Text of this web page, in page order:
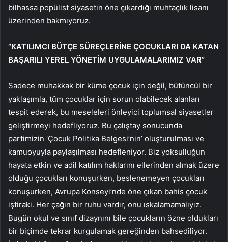
bilhassa popülist siyasetin öne çıkardığı muhtaçlık lisanı
üzerinden bakmıyoruz.
“KATILIMCI BÜTÇE SÜREÇLERİNE ÇOCUKLARI DA KATAN
BAŞARILI YEREL YÖNETİM UYGULAMALARIMIZ VAR”
Sadece muhakkak bir küme çocuk için değil, bütüncül bir
yaklaşımla, tüm çocuklar için sorun olabilecek alanları
tespit ederek, bu meseleleri önleyici toplumsal siyasetler
geliştirmeyi hedefliyoruz. Bu çalıştay sonucunda
partimizin ‘Çocuk Politika Belgesi’nin’ oluşturulması ve
kamuoyuyla paylaşılması hedefleniyor. Biz yoksulluğun
hayata etkin ve adil katılım haklarını ellerinden almak üzere
olduğu çocukları konuşurken, beslenemeyen çocukları
konuşurken, Avrupa Konseyi’nde öne çıkan bahis çocuk
iştiraki. Her çağın bir ruhu vardır, onu ıskalamamalıyız.
Bugün okul ve sınıf dizaynını bile çocukların özne oldukları
bir biçimde tekrar kurgulamak gereğinden bahsediliyor.